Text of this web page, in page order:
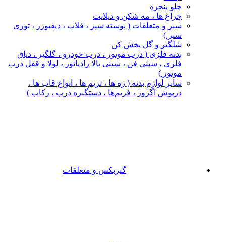
جلو پنجره
چراغ‌ ها ، مه‌ شکن و دیلایت
سپر و متعلقات ( پوسته سپر ، فلاپ ، دیفیوزر ، توری
سپر )
شلگیر و گل‌ پخش‌ کن
بدنه فلزی ( درب موتور ، درب خودرو ، گلگیر ، دیاق
فلزی ، سینی فن ، سینی بالا رادیاتور ، لولا و قفل درب
موتور )
سایر لوازم بدنه ( زه ها ، تریم ها ، انواع قاب ها ،
درپوش اگزوز ، فریم‌ها ، دستگیره درب ، رکاب )
گیربکس و متعلقات